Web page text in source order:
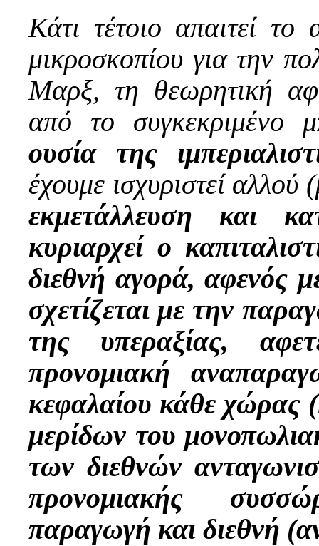
Κάτι τέτοιο απαιτεί το
μικροσκοπίου για την
Μαρξ, τη θεωρητική
από το συγκεκριμένο
ουσία της
έχουμε ισχυριστεί αλλού
εκμετάλλευση και
κυριαρχεί ο
διεθνή αγορά, αφενός
σχετίζεται με την
της υπεραξίας,
προνομιακή
κεφαλαίου κάθε χώρας
μερίδων του
των διεθνών
προνομιακής
παραγωγή και διεθνή